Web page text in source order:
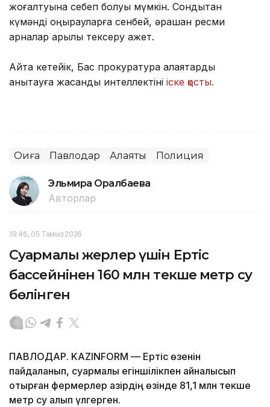
жоғалтуына себеп болуы мүмкін. Сондықтан
күмәнді қоңырауларға сенбей, әрқашан ресми
арналар арқылы тексеру қажет.
Айта кетейік, Бас прокуратура алаяқтарды
анықтауға жасанды интеллектіні іске қосты.
Оқиға Павлодар Алаяқтық Полиция
Эльмира Оралбаева
Авторлар
19:46, 05 Тамыз 2026
Суармалы жерлер үшін Ертіс
бассейнінен 160 млн текше метр су
бөлінген
ПАВЛОДАР. KAZINFORM — Ертіс өзенін
пайдаланып, суармалы егіншілікпен айналысып
отырған фермерлер қазірдің өзінде 81,1 млн текше
метр су алып үлгерген.